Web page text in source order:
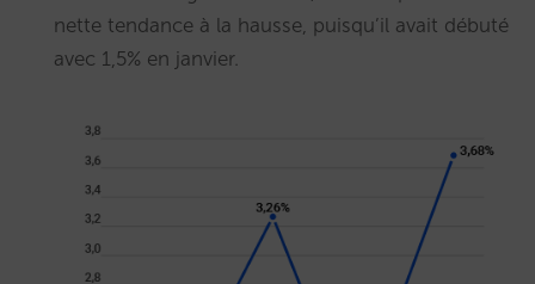
nette tendance à la hausse, puisqu’il avait débuté
avec 1,5% en janvier.